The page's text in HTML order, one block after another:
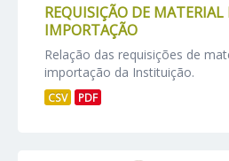
REQUISIÇÃO DE MATERIAL
IMPORTAÇÃO
Relação das requisições de
importação da Instituição.
CSV PDF